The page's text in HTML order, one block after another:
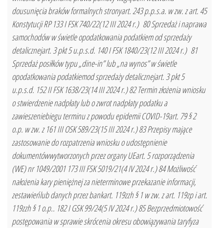
dousunięcia braków formalnych stronyart. 243 p.p.s.a. w zw. z art. 45
Konstytucji RP 133 I FSK 740/22(12 III 2024 r.) 80 Sprzedaż i naprawa
samochodów w świetle opodatkowania podatkiem od sprzedaży
detalicznejart. 3 pkt 5 u.p.s.d. 140 I FSK 1840/23(12 III 2024 r.) 81
Sprzedaż posiłków typu „dine-in” lub „na wynos” w świetle
opodatkowania podatkiemod sprzedaży detalicznejart. 3 pkt 5
u.p.s.d. 152 II FSK 1638/23(14 III 2024 r.) 82 Termin złożenia wniosku
o stwierdzenie nadpłaty lub o zwrot nadpłaty podatku a
zawieszeniebiegu terminu z powodu epidemii COVID-19art. 79 § 2
o.p. w zw. z 161 III OSK 589/23(15 III 2024 r.) 83 Przepisy mające
zastosowanie do rozpatrzenia wniosku o udostępnienie
dokumentówwytworzonych przez organy UEart. 5 rozporządzenia
(WE) nr 1049/2001 173 III FSK 5019/21(4 IV 2024 r.) 84 Możliwość
nałożenia kary pieniężnej za nieterminowe przekazanie informacji,
zestawieńlub danych przez bankart. 119zzh § 1 w zw. z art. 119zp i art.
119zzh § 1 o.p.. 182 I GSK 99/24(5 IV 2024 r.) 85 Bezprzedmiotowość
postępowania w sprawie skrócenia okresu obowiązywania taryfyza